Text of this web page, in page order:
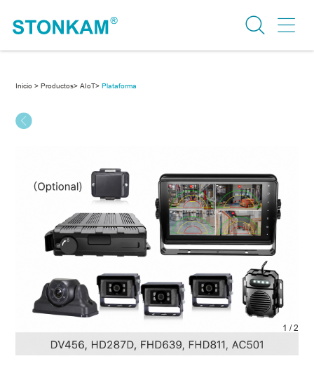
Inicio > Productos> AIoT> Plataforma
2 /2